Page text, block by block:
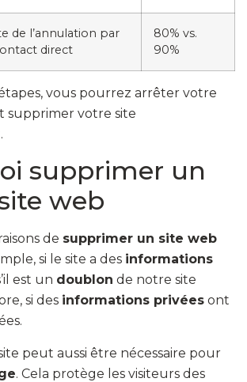
de l’annulation par
direct
80% vs.
90%
vous pourrez arrêter votre
supprimer votre site
supprimer un
web
de supprimer un site web
si le site a des informations
est un doublon de notre site
si des informations privées ont
peut aussi être nécessaire pour
. Cela protège les visiteurs des